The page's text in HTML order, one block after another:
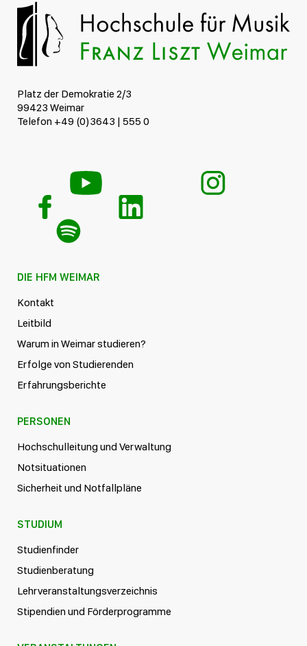
Platz der Demokratie 2/3
99423 Weimar
Telefon +49 (0)3643 | 555 0
DIE HFM WEIMAR
Kontakt
Leitbild
Warum in Weimar studieren?
Erfolge von Studierenden
Erfahrungsberichte
PERSONEN
Hochschulleitung und Verwaltung
Notsituationen
Sicherheit und Notfallpläne
STUDIUM
Studienfinder
Studienberatung
Lehrveranstaltungsverzeichnis
Stipendien und Förderprogramme